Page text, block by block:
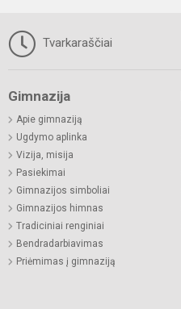
Tvarkaraščiai
Gimnazija
Apie gimnaziją
Ugdymo aplinka
Vizija, misija
Pasiekimai
Gimnazijos simboliai
Gimnazijos himnas
Tradiciniai renginiai
Bendradarbiavimas
Priėmimas į gimnaziją